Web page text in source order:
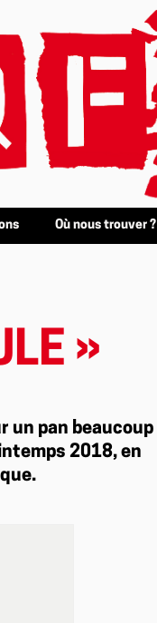
Où nous trouver ?
»
un pan beaucoup
2018, en